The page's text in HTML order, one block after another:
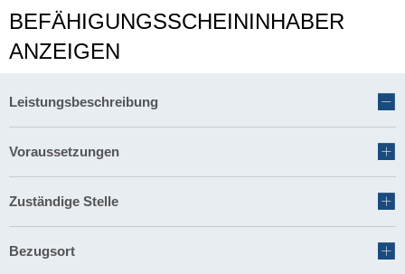
BEFÄHIGUNGSSCHEININHABER
ANZEIGEN
Leistungsbeschreibung
Voraussetzungen
Zuständige Stelle
Bezugsort